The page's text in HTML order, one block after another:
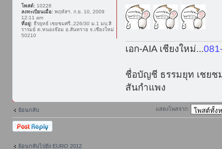
เอก-AIA เชียงใหม่...
ชื่อบัญชี ธรรมยุท เชยช
สันกำแพง
โพสต์: 10228
ลงทะเบียนเมื่อ: พฤหัสฯ. ก.ย. 10, 2009
12:11 am
ที่อยู่: ธีรยุทธ์ เชยชมศรี..226/30 ม.1 มบ.สิ
รารมย์ ต.หนองจ๊อม อ.สันทราย จ.เชียงใหม่
50210
ย้อนกลับ แสดงโพสจาก:
ตอบกระทู้
ย้อนกลับไปยัง EURO 2012